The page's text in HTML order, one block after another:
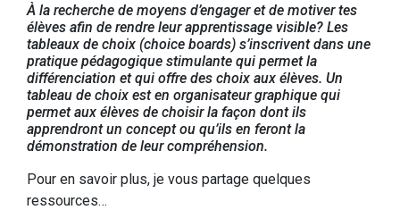
À la recherche de moyens d’engager et de motiver tes
élèves afin de rendre leur apprentissage visible? Les
tableaux de choix (choice boards) s’inscrivent dans une
pratique pédagogique stimulante qui permet la
différenciation et qui offre des choix aux élèves. Un
tableau de choix est en organisateur graphique qui
permet aux élèves de choisir la façon dont ils
apprendront un concept ou qu’ils en feront la
démonstration de leur compréhension.
Pour en savoir plus, je vous partage quelques
ressources…